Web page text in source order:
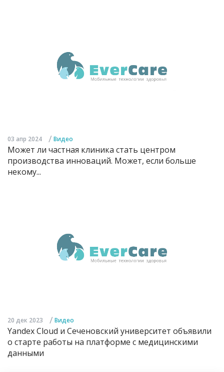
03 апр 2024 / Видео
Может ли частная клиника стать центром
производства инноваций. Может, если больше
некому...
20 дек 2023 / Видео
Yandex Cloud и Сеченовский университет объявили
о старте работы на платформе с медицинскими
данными